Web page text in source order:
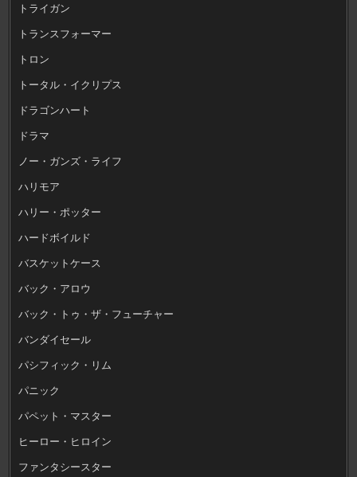
トライガン
トランスフォーマー
トロン
トータル・イクリプス
ドラゴンハート
ドラマ
ノー・ガンズ・ライフ
ハリモア
ハリー・ポッター
ハードボイルド
バスケットケース
バック・アロウ
バック・トゥ・ザ・フューチャー
バンダイセール
パシフィック・リム
パニック
パペット・マスター
ヒーロー・ヒロイン
ファンタシースター